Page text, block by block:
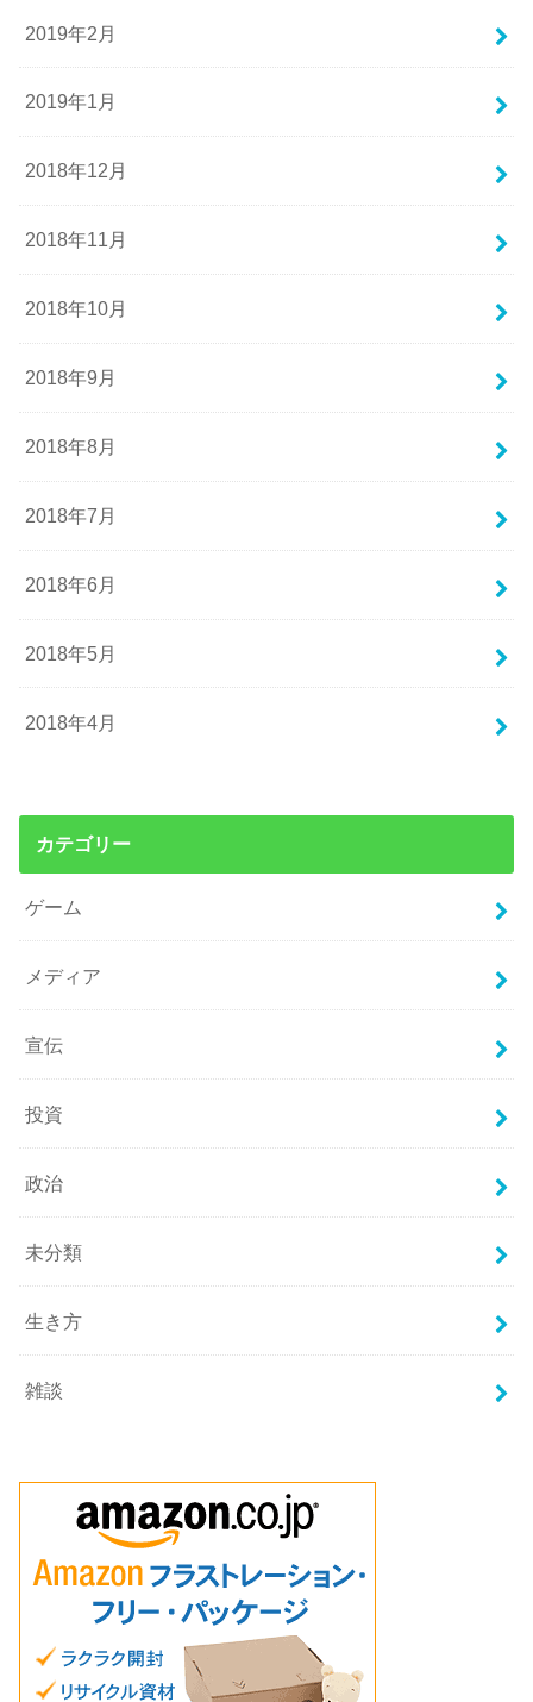
2019年2月
2019年1月
2018年12月
2018年11月
2018年10月
2018年9月
2018年8月
2018年7月
2018年6月
2018年5月
2018年4月
カテゴリー
ゲーム
メディア
宣伝
投資
政治
未分類
生き方
雑談